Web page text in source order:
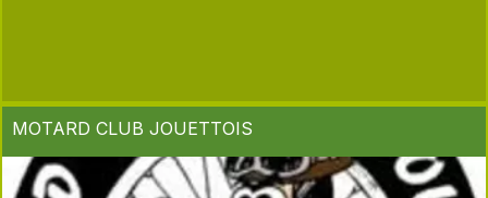
MOTARD CLUB JOUETTOIS